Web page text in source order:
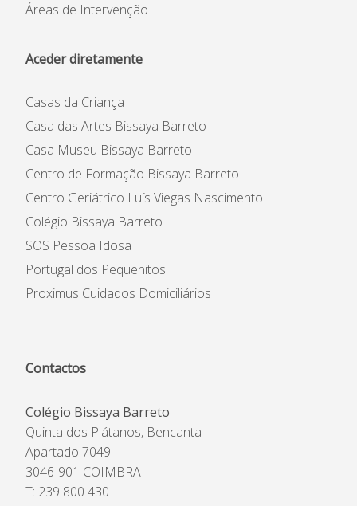
Áreas de Intervenção
Aceder diretamente
Casas da Criança
Casa das Artes Bissaya Barreto
Casa Museu Bissaya Barreto
Centro de Formação Bissaya Barreto
Centro Geriátrico Luís Viegas Nascimento
Colégio Bissaya Barreto
SOS Pessoa Idosa
Portugal dos Pequenitos
Proximus Cuidados Domiciliários
Contactos
Colégio Bissaya Barreto
Quinta dos Plátanos, Bencanta
Apartado 7049
3046-901 COIMBRA
T: 239 800 430